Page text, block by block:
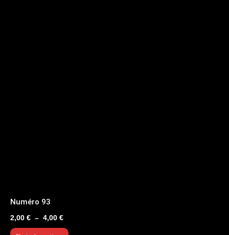
Numéro 93
2,00 € – 4,00 €Plage
de